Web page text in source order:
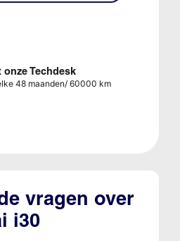
onze Techdesk
48 maanden/ 60000 km
vragen over
i30